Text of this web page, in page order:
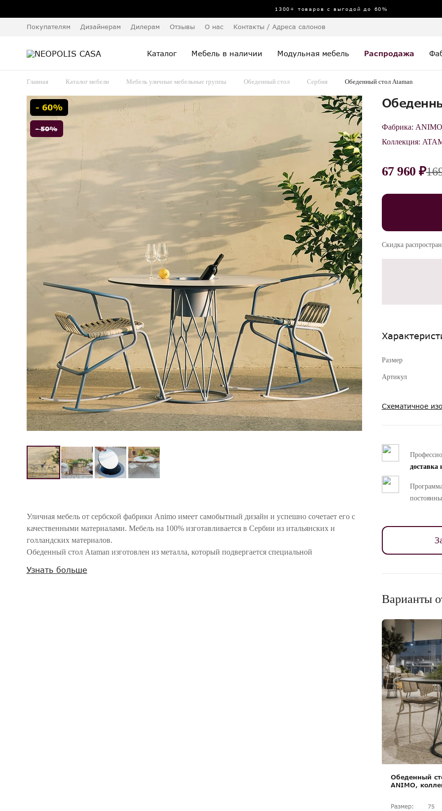
1300+ товаров с выгодой до 60%
Покупателям Дизайнерам Дилерам Отзывы О нас Контакты / Адреса салонов
Каталог Мебель в наличии Модульная мебель Распродажа
Главная Каталог мебели Мебель уличные мебельные группы Обеденный стол Сербия Обеденный стол Ataman
- 60%
- 50%
Уличная мебель от сербской фабрики Animo имеет самобытный дизайн и успешно сочетает его с
качественными материалами. Мебель на 100% изготавливается в Сербии из итальянских и
голландских материалов.
Обеденный стол Ataman изготовлен из металла, который подвергается специальной
высокого давления), которая имеет посередине встроенную вазу, позволяющую охлаждать в ней
Узнать больше
Фабрика: ANIMO
Коллекция:
67 960 ₽
Скидка
Размер
Артикул
Схематичное
доставка
Варианты
Обеденный
ANIMO,
Размер: 75